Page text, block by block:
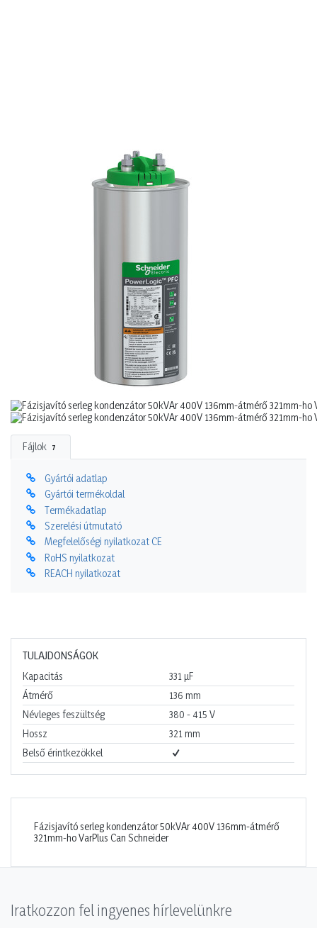
Fájlok 7
Gyártói adatlap
Gyártói termékoldal
Termékadatlap
Szerelési útmutató
Megfelelőségi nyilatkozat CE
RoHS nyilatkozat
REACH nyilatkozat
TULAJDONSÁGOK
Kapacitás
331 µF
Átmérő
136 mm
Névleges feszültség
380 - 415 V
Hossz
321 mm
Belső érintkezökkel
Fázisjavító serleg kondenzátor 50kVAr 400V 136mm-átmérő
321mm-ho VarPlus Can Schneider
Iratkozzon fel ingyenes hírlevelünkre